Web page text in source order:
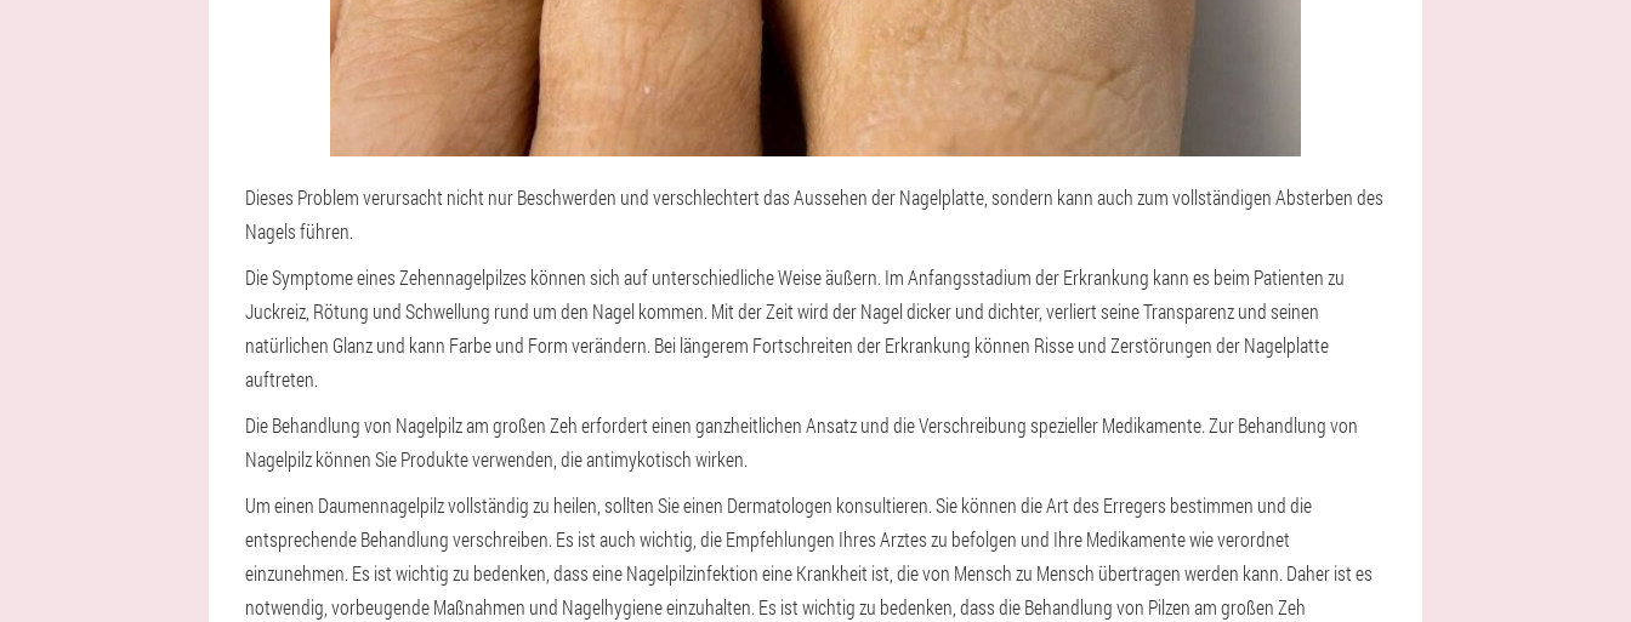
Dieses Problem verursacht nicht nur Beschwerden und verschlechtert das Aussehen der Nagelplatte, sondern kann auch zum vollständigen Absterben des
Nagels führen.
Die Symptome eines Zehennagelpilzes können sich auf unterschiedliche Weise äußern. Im Anfangsstadium der Erkrankung kann es beim Patienten zu
Juckreiz, Rötung und Schwellung rund um den Nagel kommen. Mit der Zeit wird der Nagel dicker und dichter, verliert seine Transparenz und seinen
natürlichen Glanz und kann Farbe und Form verändern. Bei längerem Fortschreiten der Erkrankung können Risse und Zerstörungen der Nagelplatte
auftreten.
Die Behandlung von Nagelpilz am großen Zeh erfordert einen ganzheitlichen Ansatz und die Verschreibung spezieller Medikamente. Zur Behandlung von
Nagelpilz können Sie Produkte verwenden, die antimykotisch wirken.
Um einen Daumennagelpilz vollständig zu heilen, sollten Sie einen Dermatologen konsultieren. Sie können die Art des Erregers bestimmen und die
entsprechende Behandlung verschreiben. Es ist auch wichtig, die Empfehlungen Ihres Arztes zu befolgen und Ihre Medikamente wie verordnet
einzunehmen. Es ist wichtig zu bedenken, dass eine Nagelpilzinfektion eine Krankheit ist, die von Mensch zu Mensch übertragen werden kann. Daher ist es
notwendig, vorbeugende Maßnahmen und Nagelhygiene einzuhalten. Es ist wichtig zu bedenken, dass die Behandlung von Pilzen am großen Zeh